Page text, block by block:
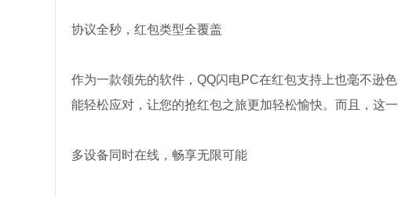
协议全秒，红包类型全覆盖
作为一款领先的软件，QQ闪电PC在红包支持上也毫不逊
能轻松应对，让您的抢红包之旅更加轻松愉快。而且，这
多设备同时在线，畅享无限可能